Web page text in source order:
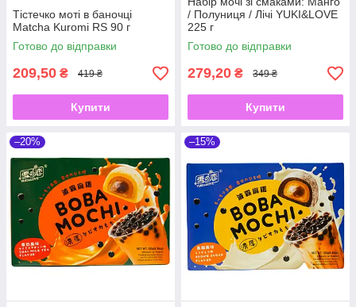
Тістечко моті в баночці
Matcha Kuromi RS 90 г
Готово до відправки
209,50 ₴ 419 ₴
Купити
/ Полуниця / Лічі YUKI&LOVE
225 г
Готово до відправки
279,20 ₴ 349 ₴
Купити
–20% –15%